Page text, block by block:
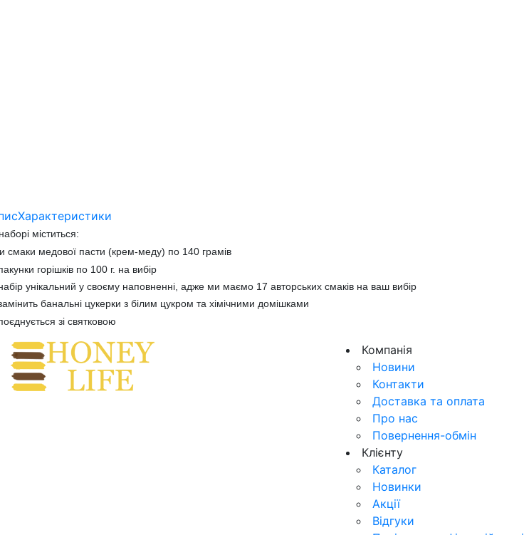
Характеристики
міститься:
смаки медової пасти (крем-меду) по 140 грамів
горішків по 100 г. на вибір
унікальний у своєму наповненні, адже ми маємо 17 авторських смаків на ваш вибір
банальні цукерки з білим цукром та хімічними домішками
зі святковою
Компанія
Новини
Контакти
Доставка та оплата
Про нас
Повернення-обмін
Клієнту
Каталог
Новинки
Акції
Відгуки